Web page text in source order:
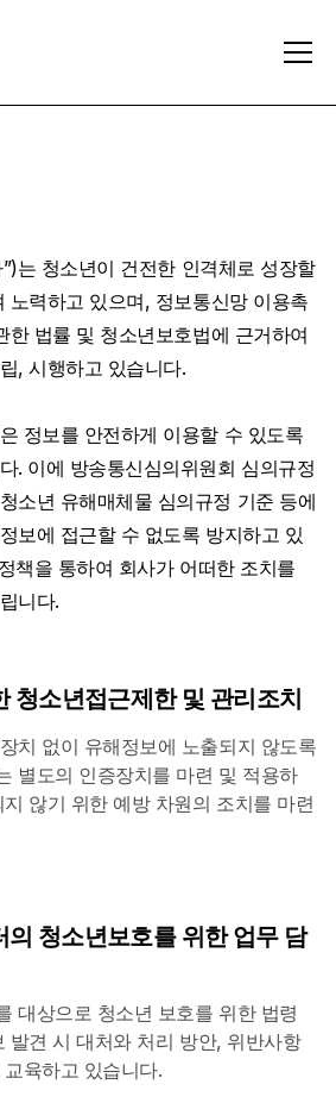
는 청소년이 건전한 인격체로 성장할
노력하고 있으며, 정보통신망 이용촉
한 법률 및 청소년보호법에 근거하여
, 시행하고 있습니다.
정보를 안전하게 이용할 수 있도록
. 이에 방송통신심의위원회 심의규정
소년 유해매체물 심의규정 기준 등에
보에 접근할 수 없도록 방지하고 있
책을 통하여 회사가 어떠한 조치를
니다.
청소년접근제한 및 관리조치
치 없이 유해정보에 노출되지 않도록
별도의 인증장치를 마련 및 적용하
않기 위한 예방 차원의 조치를 마련
청소년보호를 위한 업무 담
대상으로 청소년 보호를 위한 법령
발견 시 대처와 처리 방안, 위반사항
육하고 있습니다.